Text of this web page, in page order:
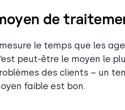
de
le temps que les
peut-être le moyen le
des clients – un
faible est bon.